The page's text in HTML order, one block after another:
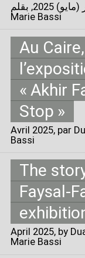
(مايو) 2025
, بقلم Duaa Abuswar, Mariasole Pepa &
Marie Bassi
Au
« Akhir
Stop »
Avril 2025, par
Bassi
The
Faysal-
April 2025, by
Marie Bassi